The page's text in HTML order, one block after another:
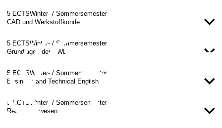
5 ECTSWinter- / Sommersemester
CAD und Werkstoffkunde
5 ECTSWinter- / Sommersemester
Grundlagen der BWL
5 ECTSWinter- / Sommersemester
Business and Technical English
5 ECTS Winter- / Sommersemester
Rechnungswesen